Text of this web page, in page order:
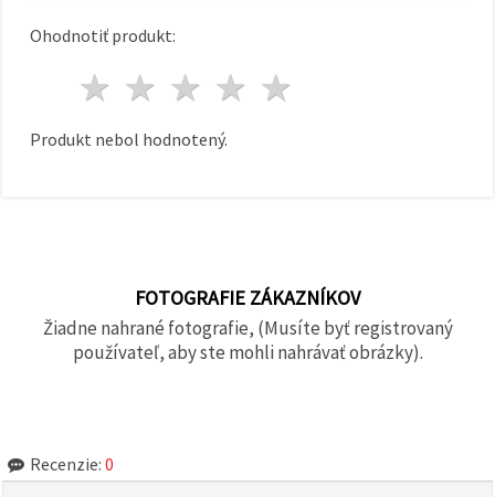
Ohodnotiť produkt:
4 hviezdy
3 hviezdy
2 hviezdy
1 hviezda
Produkt nebol hodnotený.
FOTOGRAFIE ZÁKAZNÍKOV
Žiadne nahrané fotografie, (Musíte byť registrovaný
používateľ, aby ste mohli nahrávať obrázky).
Recenzie: 0